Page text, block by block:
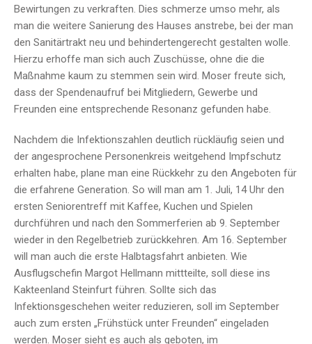
Bewirtungen zu verkraften. Dies schmerze umso mehr, als
man die weitere Sanierung des Hauses anstrebe, bei der man
den Sanitärtrakt neu und behindertengerecht gestalten wolle.
Hierzu erhoffe man sich auch Zuschüsse, ohne die die
Maßnahme kaum zu stemmen sein wird. Moser freute sich,
dass der Spendenaufruf bei Mitgliedern, Gewerbe und
Freunden eine entsprechende Resonanz gefunden habe.
Nachdem die Infektionszahlen deutlich rückläufig seien und
der angesprochene Personenkreis weitgehend Impfschutz
erhalten habe, plane man eine Rückkehr zu den Angeboten für
die erfahrene Generation. So will man am 1. Juli, 14 Uhr den
ersten Seniorentreff mit Kaffee, Kuchen und Spielen
durchführen und nach den Sommerferien ab 9. September
wieder in den Regelbetrieb zurückkehren. Am 16. September
will man auch die erste Halbtagsfahrt anbieten. Wie
Ausflugschefin Margot Hellmann mittteilte, soll diese ins
Kakteenland Steinfurt führen. Sollte sich das
Infektionsgeschehen weiter reduzieren, soll im September
auch zum ersten „Frühstück unter Freunden“ eingeladen
werden. Moser sieht es auch als geboten, im